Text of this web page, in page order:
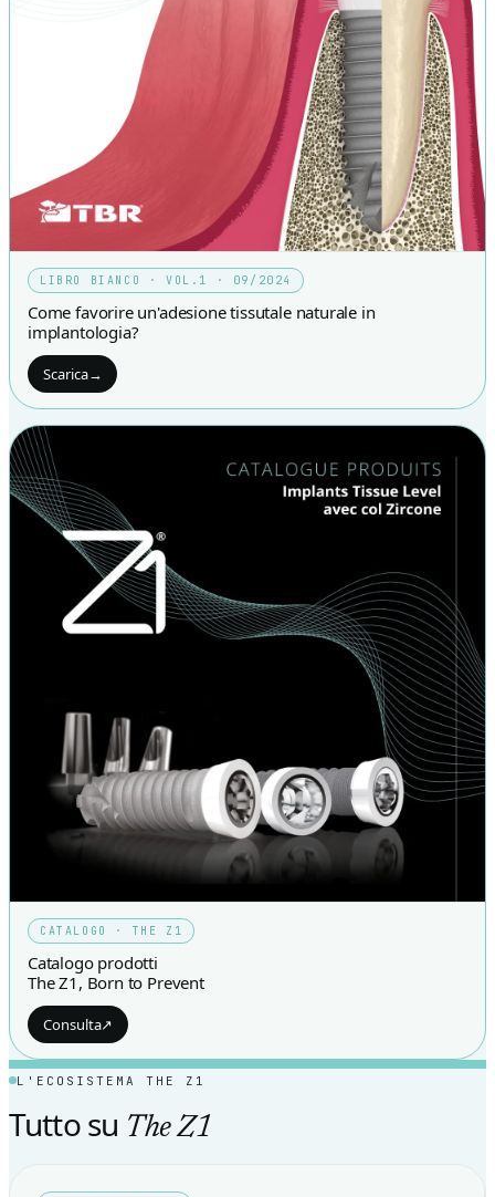
LIBRO BIANCO · VOL.1 · 09/2024
Come favorire un'adesione tissutale naturale in
implantologia?
Scarica→
CATALOGO · THE Z1
Catalogo prodotti
The Z1, Born to Prevent
Consulta↗
L'ECOSISTEMA THE Z1
Tutto su The Z1